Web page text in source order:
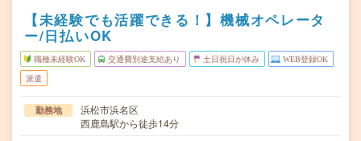
【未経験でも活躍できる！】機械オペレータ
ー/日払いOK
職種未経験OK 交通費別途支給あり 土日祝日が休み WEB登録OK
派遣
勤務地
浜松市浜名区
西鹿島駅から徒歩14分